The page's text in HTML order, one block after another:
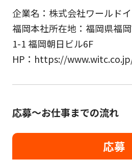
企業名：株式会社ワールド
福岡本社所在地：福岡県福
1-1 福岡朝日ビル6F
HP：https://
応募～お仕事までの流れ
応募